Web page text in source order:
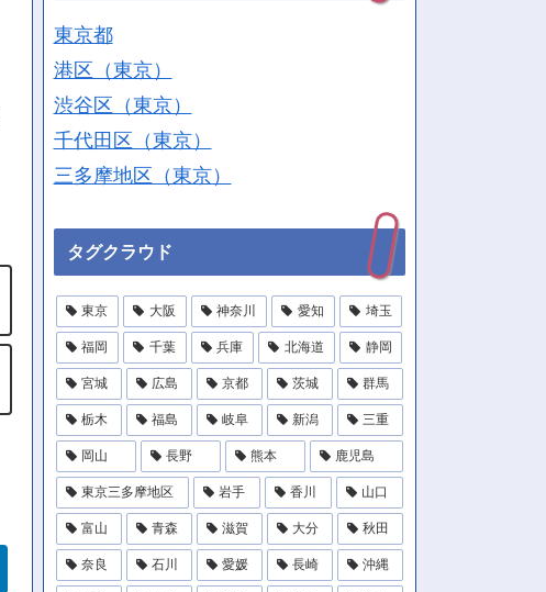
東京都
港区（東京）
渋谷区（東京）
千代田区（東京）
三多摩地区（東京）
タグクラウド
東京 大阪 神奈川 愛知 埼玉
福岡 千葉 兵庫 北海道 静岡
宮城 広島 京都 茨城 群馬
栃木 福島 岐阜 新潟 三重
岡山 長野 熊本 鹿児島
東京三多摩地区 岩手 香川 山口
富山 青森 滋賀 大分 秋田
奈良 石川 愛媛 長崎 沖縄